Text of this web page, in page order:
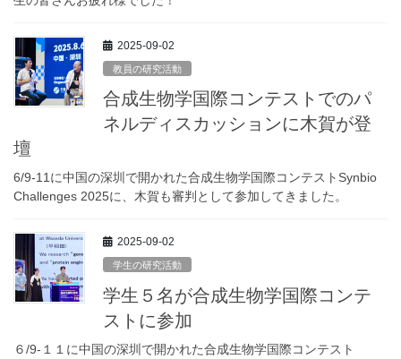
2025-09-02
教員の研究活動
合成生物学国際コンテストでのパ
ネルディスカッションに木賀が登
壇
6/9-11に中国の深圳で開かれた合成生物学国際コンテストSynbio
Challenges 2025に、木賀も審判として参加してきました。
2025-09-02
学生の研究活動
学生５名が合成生物学国際コンテ
ストに参加
６/9-１１に中国の深圳で開かれた合成生物学国際コンテスト